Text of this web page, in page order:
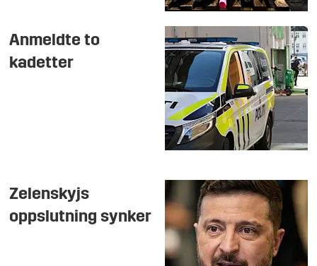
Anmeldte to
kadetter
Zelenskyjs
oppslutning synker